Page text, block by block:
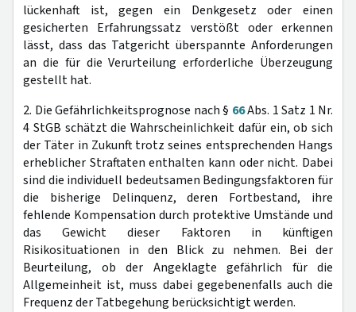
lückenhaft ist, gegen ein Denkgesetz oder einen
gesicherten Erfahrungssatz verstößt oder erkennen
lässt, dass das Tatgericht überspannte Anforderungen
an die für die Verurteilung erforderliche Überzeugung
gestellt hat.
2. Die Gefährlichkeitsprognose nach § 66Abs. 1 Satz 1 Nr.
4 StGB schätzt die Wahrscheinlichkeit dafür ein, ob sich
der Täter in Zukunft trotz seines entsprechenden Hangs
erheblicher Straftaten enthalten kann oder nicht. Dabei
sind die individuell bedeutsamen Bedingungsfaktoren für
die bisherige Delinquenz, deren Fortbestand, ihre
fehlende Kompensation durch protektive Umstände und
das Gewicht dieser Faktoren in künftigen
Risikosituationen in den Blick zu nehmen. Bei der
Beurteilung, ob der Angeklagte gefährlich für die
Allgemeinheit ist, muss dabei gegebenenfalls auch die
Frequenz der Tatbegehung berücksichtigt werden.